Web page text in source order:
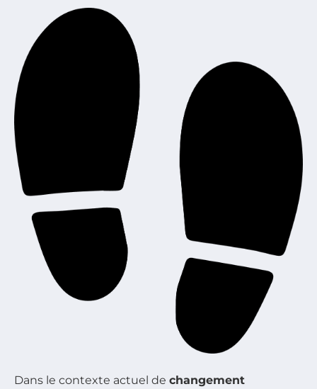
Dans le contexte actuel de changement